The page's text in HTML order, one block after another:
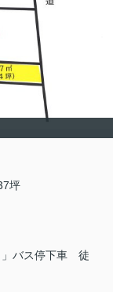
坪
」バス停下車 徒